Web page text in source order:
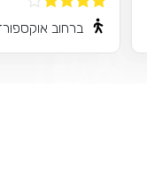
ברחוב